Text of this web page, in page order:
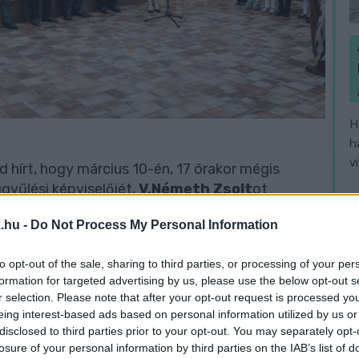
- Do Not Process My Personal Information
opt-out of the sale, sharing to third parties, or processing of your
for targeted advertising by us, please use the below opt-out
selection. Please note that after your opt-out request is processed
interest-based ads based on personal information utilized by us
to third parties prior to your opt-out. You may separately
of your personal information by third parties on the IAB’s list of
hogy március 10-én, 17 órakor mégis
képviselőjét,V.Németh Zsoltot
vállalni a terheket, hát értük, a legkisebbekért,
felújításoknak van értelme, ahol egyszerre
minnél több gyermek játszhasson ebben